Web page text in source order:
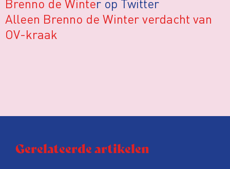
Alleen Brenno de Winter verdacht van
OV-kraak
Gerelateerde artikelen